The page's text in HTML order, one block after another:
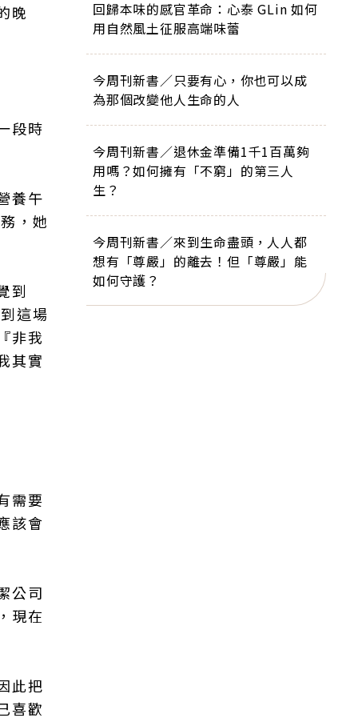
晚
段時
養午
，她
到
這場
非我
其實
需要
該會
公司
現在
此把
喜歡
回歸本味的感官革命：心泰 GLin 如何
用自然風土征服高端味蕾
今周刊新書／只要有心，你也可以成
為那個改變他人生命的人
今周刊新書／退休金準備1千1百萬夠
用嗎？如何擁有「不窮」的第三人
生？
今周刊新書／來到生命盡頭，人人都
想有「尊嚴」的離去！但「尊嚴」能
如何守護？